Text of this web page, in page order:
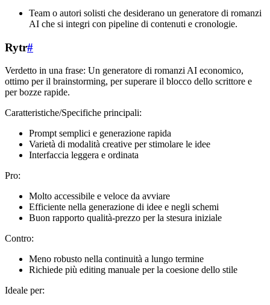
Team o autori solisti che desiderano un generatore di romanzi
AI che si integri con pipeline di contenuti e cronologie.
Rytr#
Verdetto in una frase: Un generatore di romanzi AI economico,
ottimo per il brainstorming, per superare il blocco dello scrittore e
per bozze rapide.
Caratteristiche/Specifiche principali:
Prompt semplici e generazione rapida
Varietà di modalità creative per stimolare le idee
Interfaccia leggera e ordinata
Pro:
Molto accessibile e veloce da avviare
Efficiente nella generazione di idee e negli schemi
Buon rapporto qualità-prezzo per la stesura iniziale
Contro:
Meno robusto nella continuità a lungo termine
Richiede più editing manuale per la coesione dello stile
Ideale per: